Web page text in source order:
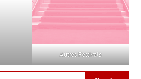
Autres Festivals